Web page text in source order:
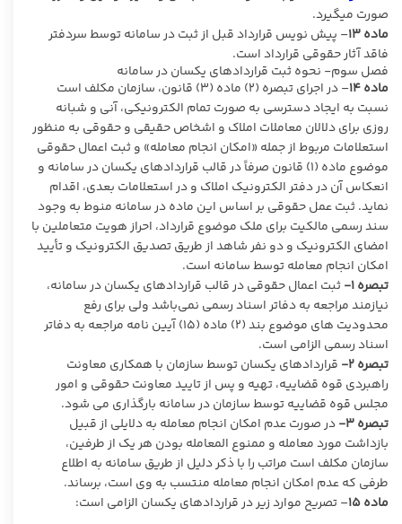
صورت میگیرد.
ماده۱۳– پیش نویس قرارداد قبل از ثبت در سامانه توسط سردفتر
فاقد آثار حقوقی قرارداد است.
فصل سوم- نحوه ثبت قراردادهای یکسان در سامانه
ماده۱۴
– در اجرای تبصره (۲) ماده (۳) قانون، سازمان مکلف است
نسبت به ایجاد دسترسی به صورت تمام الکترونیکی، آنی و شبانه
روزی برای دلالان معاملات املاک و اشخاص حقیقی و حقوقی به منظور
استعلامات مربوط از جمله «امکان انجام معامله» و ثبت اعمال حقوقی
موضوع ماده (۱) قانون صرفاً در قالب قراردادهای یکسان در سامانه و
انعکاس آن در دفتر الکترونیک املاک و در استعلامات بعدی، اقدام
نماید. ثبت عمل حقوقی بر اساس این ماده در سامانه منوط به وجود
سند رسمی مالکیت برای ملک موضوع قرارداد، احراز هویت متعاملین با
امضای الکترونیک و دو نفر شاهد از طریق تصدیق الکترونیک و تأیید
امکان انجام معامله توسط سامانه است.
تبصره ۱-
ثبت اعمال حقوقی در قالب قراردادهای یکسان در سامانه،
نیازمند مراجعه به دفاتر اسناد رسمی نمی‌باشد ولی برای رفع
محدودیت های موضوع بند (۲) ماده (۱۵) آیین نامه مراجعه به دفاتر
اسناد رسمی الزامی است.
تبصره ۲-
قراردادهای یکسان توسط سازمان با همکاری معاونت
راهبردی قوه قضاییه، تهیه و پس از تایید معاونت حقوقی و امور
مجلس قوه قضاییه توسط سازمان در سامانه بارگذاری می شود.
تبصره ۳-
در صورت عدم امکان انجام معامله به دلایلی از قبیل
بازداشت مورد معامله و ممنوع المعامله بودن هر یک از طرفین،
سازمان مکلف است مراتب را با ذکر دلیل از طریق سامانه به اطلاع
طرفی که عدم امکان انجام معامله منتسب به وی است، برساند.
ماده۱۵– تصریح موارد زیر در قراردادهای یکسان الزامی است: